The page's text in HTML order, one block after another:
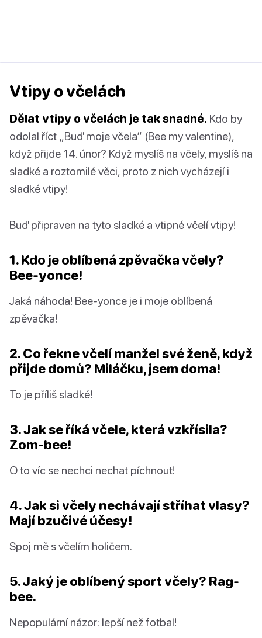
Vtipy o včelách
Dělat vtipy o včelách je tak snadné. Kdo by
odolal říct „Buď moje včela“ (Bee my valentine),
když přijde 14. únor? Když myslíš na včely, myslíš na
sladké a roztomilé věci, proto z nich vycházejí i
sladké vtipy!
Buď připraven na tyto sladké a vtipné včelí vtipy!
1. Kdo je oblíbená zpěvačka včely?
Bee-yonce!
Jaká náhoda! Bee-yonce je i moje oblíbená
zpěvačka!
2. Co řekne včelí manžel své ženě, když
přijde domů? Miláčku, jsem doma!
To je příliš sladké!
3. Jak se říká včele, která vzkřísila?
Zom-bee!
O to víc se nechci nechat píchnout!
4. Jak si včely nechávají stříhat vlasy?
Mají bzučivé účesy!
Spoj mě s včelím holičem.
5. Jaký je oblíbený sport včely? Rag-
bee.
Nepopulární názor: lepší než fotbal!